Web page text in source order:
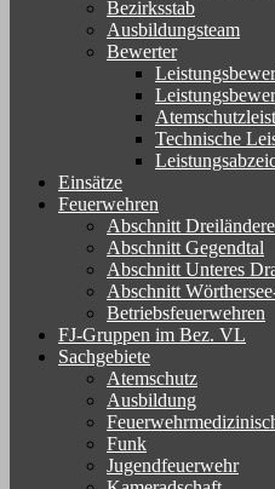
Bezirksstab
Ausbildungsteam
Bewerter
Technische
Einsätze
Feuerwehren
Abschnitt
Abschnitt Gegendtal
Abschnitt Unteres
Abschnitt
Betriebsfeuerwehren
FJ-Gruppen im Bez. VL
Sachgebiete
Atemschutz
Ausbildung
Funk
Jugendfeuerwehr